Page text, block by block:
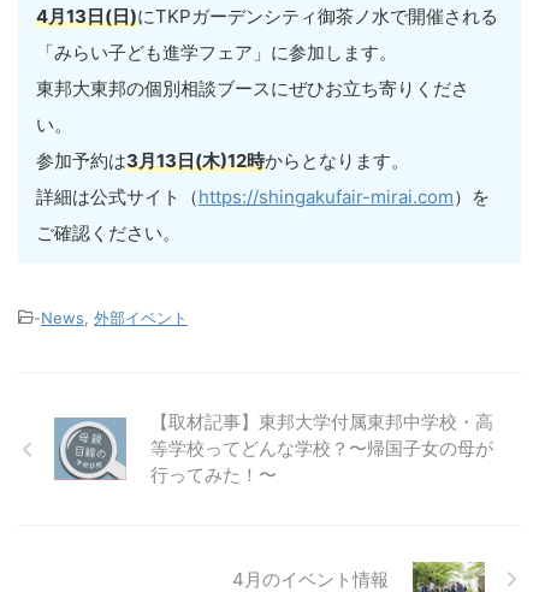
4月13日(日)にTKPガーデンシティ御茶ノ水で開催される
「みらい子ども進学フェア」に参加します。
東邦大東邦の個別相談ブースにぜひお立ち寄りくださ
い。
参加予約は3月13日(木)12時からとなります。
詳細は公式サイト（https://shingakufair-mirai.com）を
ご確認ください。
-News 外部イベント
【取材記事】東邦大学付属東邦中学校・高
等学校ってどんな学校？〜帰国子女の母が
行ってみた！〜
4月のイベント情報